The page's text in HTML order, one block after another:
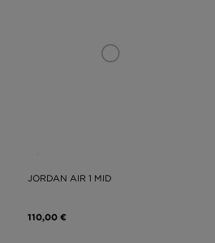
JORDAN AIR 1 MID
110,00 €